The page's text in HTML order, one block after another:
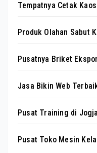
Tempatnya Cetak
Produk Olahan Sabut
Pusatnya Briket Ekspor
Jasa Bikin Web
Pusat Training di Jogja
Pusat Toko Mesin